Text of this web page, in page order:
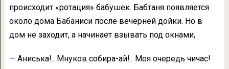
происходит «ротация» бабушек. Бабтаня появляется
около дома Бабаниси после вечерней дойки. Но в
дом не заходит, а начинает взывать под окнами,
— Аниська!.. Мнуков собира-ай!.. Моя очередь чичас!